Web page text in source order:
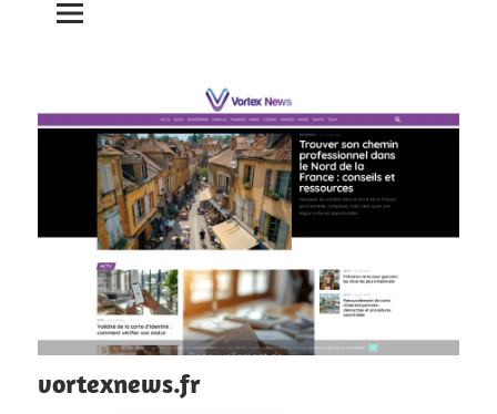
vortexnews.fr